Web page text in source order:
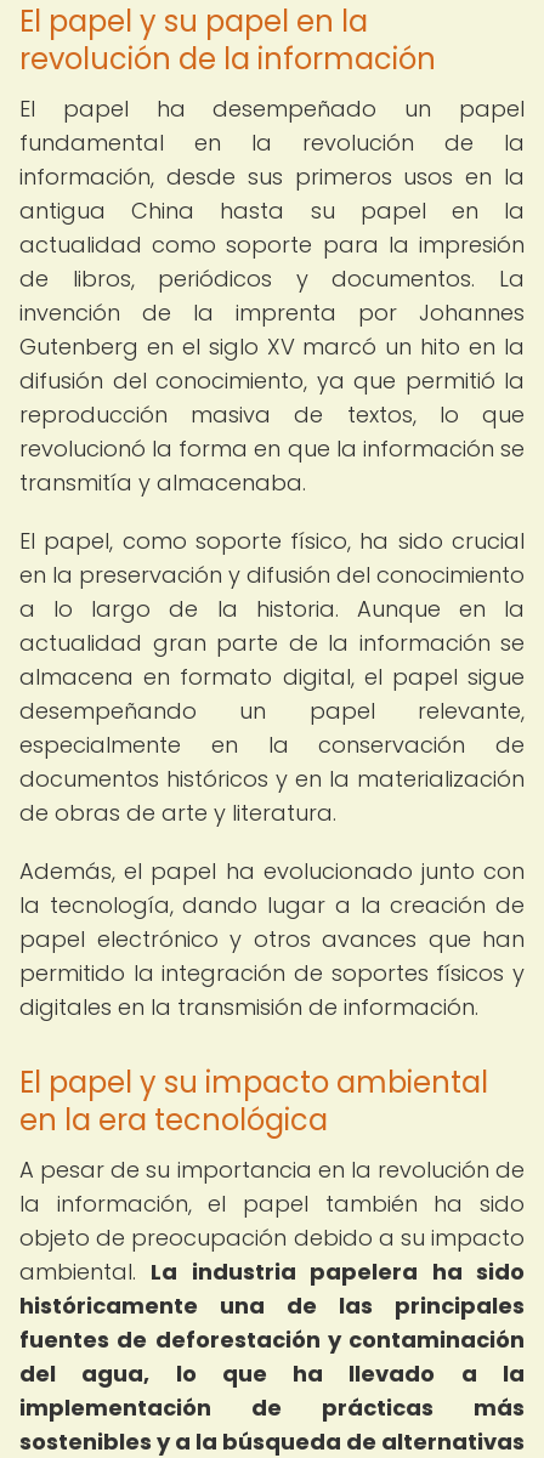
El papel y su papel en la
revolución de la información
El papel ha desempeñado un papel
fundamental en la revolución de la
información, desde sus primeros usos en la
antigua China hasta su papel en la
actualidad como soporte para la impresión
de libros, periódicos y documentos. La
invención de la imprenta por Johannes
Gutenberg en el siglo XV marcó un hito en la
difusión del conocimiento, ya que permitió la
reproducción masiva de textos, lo que
revolucionó la forma en que la información se
transmitía y almacenaba.
El papel, como soporte físico, ha sido crucial
en la preservación y difusión del conocimiento
a lo largo de la historia. Aunque en la
actualidad gran parte de la información se
almacena en formato digital, el papel sigue
desempeñando un papel relevante,
especialmente en la conservación de
documentos históricos y en la materialización
de obras de arte y literatura.
Además, el papel ha evolucionado junto con
la tecnología, dando lugar a la creación de
papel electrónico y otros avances que han
permitido la integración de soportes físicos y
digitales en la transmisión de información.
El papel y su impacto ambiental
en la era tecnológica
A pesar de su importancia en la revolución de
la información, el papel también ha sido
objeto de preocupación debido a su impacto
ambiental. La industria papelera ha sido
históricamente una de las principales
fuentes de deforestación y contaminación
del agua, lo que ha llevado a la
implementación de prácticas más
sostenibles y a la búsqueda de alternativas